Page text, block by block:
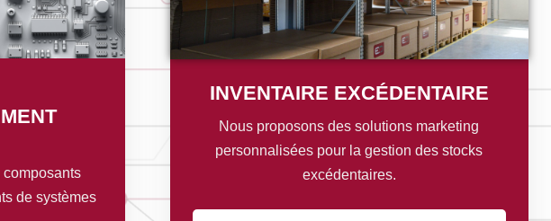
composants
de systèmes
INVENTAIRE EXCÉDENTAIRE
Nous proposons des solutions marketing
personnalisées pour la gestion des stocks
excédentaires.